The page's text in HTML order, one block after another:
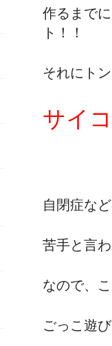
作るまで
ト！！
それにト
サイ
自閉症な
苦手と言
なので、
ごっこ遊